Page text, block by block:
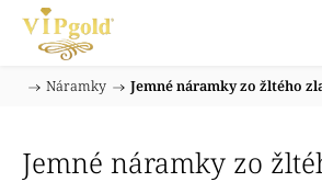
/ Náramky / Jemné náramky zo žltého
Jemné náramky zo